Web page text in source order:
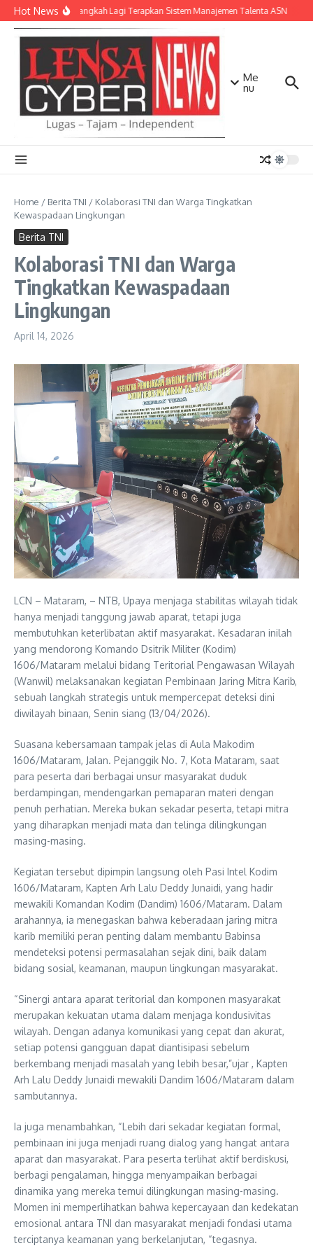
Lewati ke konten
Hot NewsNTB Selangkah Lagi Terapkan Sistem Manajemen Talenta ASN
Me
nu
Home / Berita TNI / Kolaborasi TNI dan Warga Tingkatkan
Kewaspadaan Lingkungan
Berita TNI
Kolaborasi TNI dan Warga
Tingkatkan Kewaspadaan
Lingkungan
April 14, 2026
LCN – Mataram, – NTB, Upaya menjaga stabilitas wilayah tidak
hanya menjadi tanggung jawab aparat, tetapi juga
membutuhkan keterlibatan aktif masyarakat. Kesadaran inilah
yang mendorong Komando Dsitrik Militer (Kodim)
1606/Mataram melalui bidang Teritorial Pengawasan Wilayah
(Wanwil) melaksanakan kegiatan Pembinaan Jaring Mitra Karib,
sebuah langkah strategis untuk mempercepat deteksi dini
diwilayah binaan, Senin siang (13/04/2026).
Suasana kebersamaan tampak jelas di Aula Makodim
1606/Mataram, Jalan. Pejanggik No. 7, Kota Mataram, saat
para peserta dari berbagai unsur masyarakat duduk
berdampingan, mendengarkan pemaparan materi dengan
penuh perhatian. Mereka bukan sekadar peserta, tetapi mitra
yang diharapkan menjadi mata dan telinga dilingkungan
masing-masing.
Kegiatan tersebut dipimpin langsung oleh Pasi Intel Kodim
1606/Mataram, Kapten Arh Lalu Deddy Junaidi, yang hadir
mewakili Komandan Kodim (Dandim) 1606/Mataram. Dalam
arahannya, ia menegaskan bahwa keberadaan jaring mitra
karib memiliki peran penting dalam membantu Babinsa
mendeteksi potensi permasalahan sejak dini, baik dalam
bidang sosial, keamanan, maupun lingkungan masyarakat.
“Sinergi antara aparat teritorial dan komponen masyarakat
merupakan kekuatan utama dalam menjaga kondusivitas
wilayah. Dengan adanya komunikasi yang cepat dan akurat,
setiap potensi gangguan dapat diantisipasi sebelum
berkembang menjadi masalah yang lebih besar,”ujar , Kapten
Arh Lalu Deddy Junaidi mewakili Dandim 1606/Mataram dalam
sambutannya.
Ia juga menambahkan, “Lebih dari sekadar kegiatan formal,
pembinaan ini juga menjadi ruang dialog yang hangat antara
aparat dan masyarakat. Para peserta terlihat aktif berdiskusi,
berbagi pengalaman, hingga menyampaikan berbagai
dinamika yang mereka temui dilingkungan masing-masing.
Momen ini memperlihatkan bahwa kepercayaan dan kedekatan
emosional antara TNI dan masyarakat menjadi fondasi utama
terciptanya keamanan yang berkelanjutan, “tegasnya.